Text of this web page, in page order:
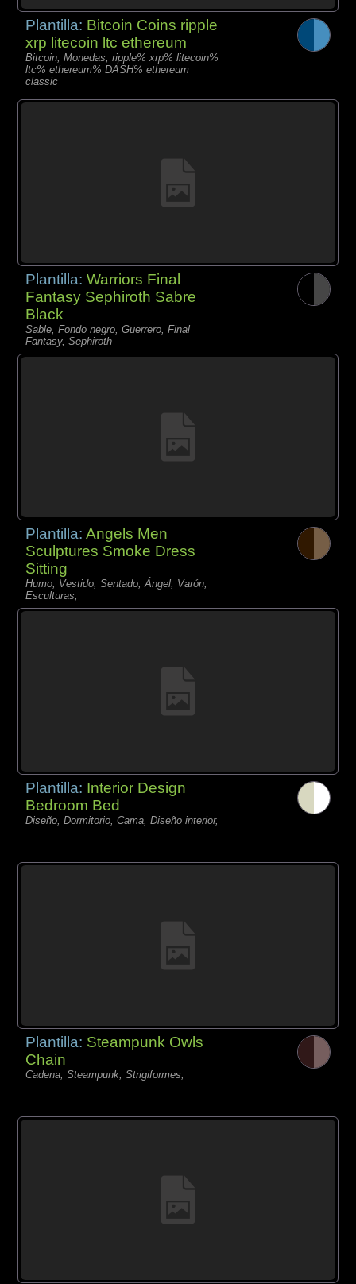
Plantilla: Bitcoin Coins ripple
xrp litecoin ltc ethereum
Bitcoin, Monedas, ripple% xrp% litecoin%
ltc% ethereum% DASH% ethereum
classic
Plantilla:Warriors Final
Fantasy Sephiroth Sabre
Black
Sable, Fondo negro, Guerrero, Final
Fantasy, Sephiroth
Plantilla:Angels Men
Sculptures Smoke Dress
Sitting
Humo, Vestido, Sentado, Ángel, Varón,
Esculturas,
Plantilla: Interior Design
Bedroom Bed
Diseño, Dormitorio, Cama, Diseño interior,
Plantilla: Steampunk Owls
Chain
Cadena, Steampunk, Strigiformes,